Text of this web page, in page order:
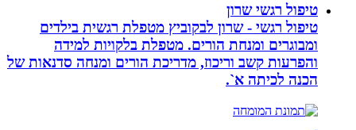
טיפול רגשי שרון
טיפול רגשי - שרון לבקוביץ מטפלת רגשית בילדים
ומבוגרים ומנחת הורים. מטפלת בלקויות למידה
והפרעות קשב וריכוז, מדריכת הורים ומנחה סדנאות של
הכנה לכיתה א`.